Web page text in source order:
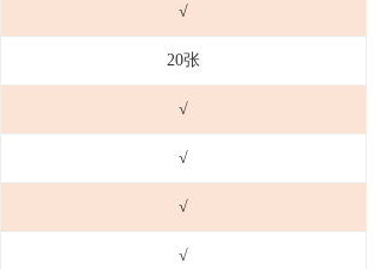
√
20张
√
√
√
√